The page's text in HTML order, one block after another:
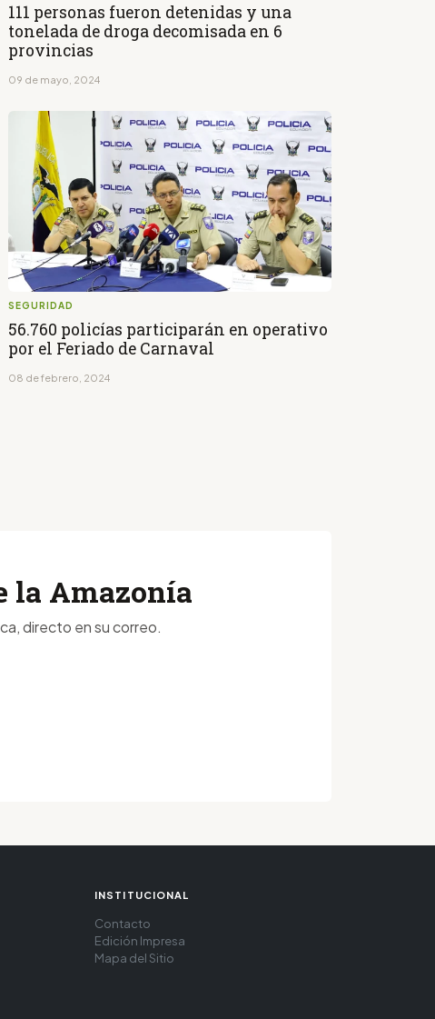
111 personas fueron detenidas y una
tonelada de droga decomisada en 6
provincias
09 de mayo, 2024
SEGURIDAD
56.760 policías participarán en operativo
por el Feriado de Carnaval
08 de febrero, 2024
la Amazonía
directo en su correo.
INSTITUCIONAL
Contacto
Edición Impresa
Mapa del Sitio